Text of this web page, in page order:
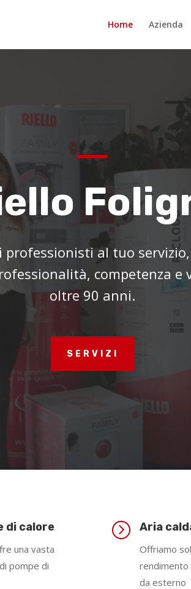
Home Azienda
professionisti al tuo
competenza e
oltre 90 anni.
SERVIZI
di calore
una vasta
pompe di
= Aria
Offriamo
rendimento
da esterno